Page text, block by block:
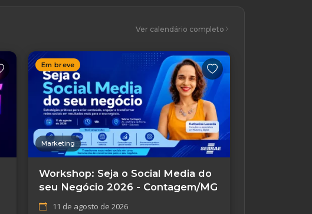
Ver calendário completo
Em breve
Marketing
Workshop: Seja o Social Media do
seu Negócio 2026 - Contagem/MG
11 de agosto de 2026